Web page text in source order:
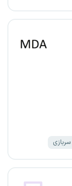
سربازی